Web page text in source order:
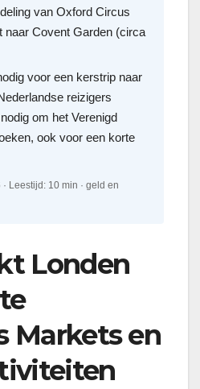
van Oxford Circus
naar Covent Garden (circa
voor een kerstrip naar
reizigers
om het Verenigd
ook voor een korte
Leestijd: 10 min · geld en
Londen
Markets en